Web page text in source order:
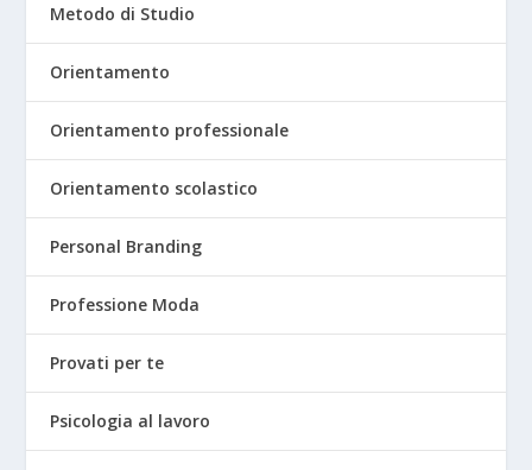
Metodo di Studio
Orientamento
Orientamento professionale
Orientamento scolastico
Personal Branding
Professione Moda
Provati per te
Psicologia al lavoro